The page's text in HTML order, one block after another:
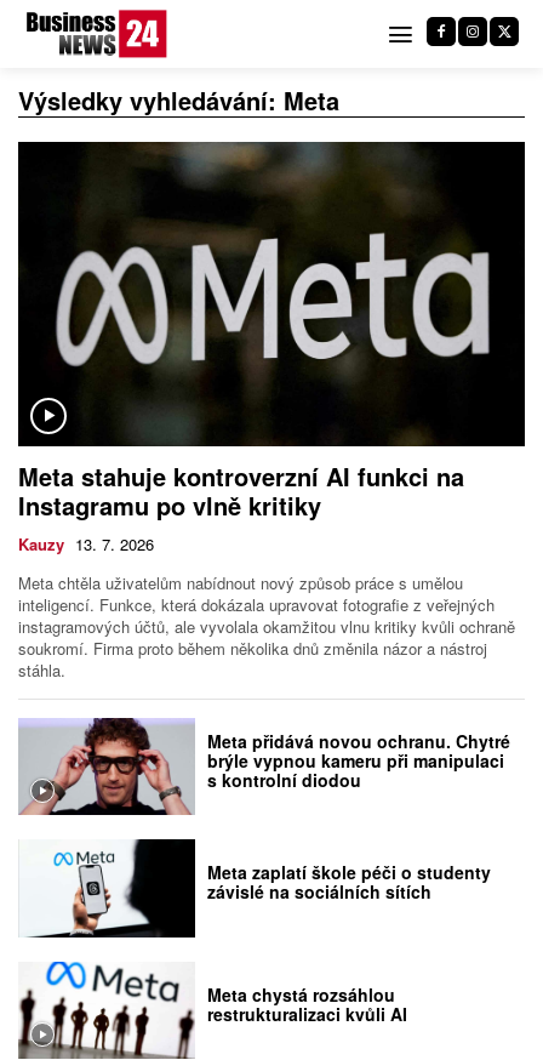
Výsledky vyhledávání: Meta
Meta stahuje kontroverzní AI funkci na
Instagramu po vlně kritiky
Kauzy 13. 7. 2026
Meta chtěla uživatelům nabídnout nový způsob práce s umělou
inteligencí. Funkce, která dokázala upravovat fotografie z veřejných
instagramových účtů, ale vyvolala okamžitou vlnu kritiky kvůli ochraně
soukromí. Firma proto během několika dnů změnila názor a nástroj
stáhla.
Meta přidává novou ochranu. Chytré
brýle vypnou kameru při manipulaci
s kontrolní diodou
Meta zaplatí škole péči o studenty
závislé na sociálních sítích
Meta chystá rozsáhlou
restrukturalizaci kvůli AI